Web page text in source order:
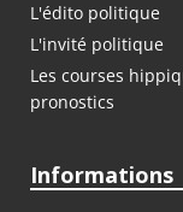
L'édito politique
L'invité politique
Les courses
pronostics
Informations